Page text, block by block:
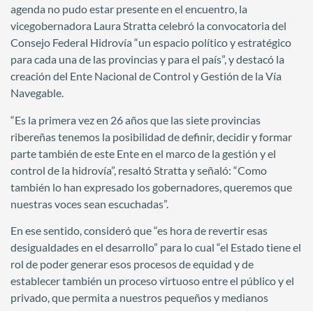
agenda no pudo estar presente en el encuentro, la
vicegobernadora Laura Stratta celebró la convocatoria del
Consejo Federal Hidrovía “un espacio político y estratégico
para cada una de las provincias y para el país”, y destacó la
creación del Ente Nacional de Control y Gestión de la Vía
Navegable.
“Es la primera vez en 26 años que las siete provincias
ribereñas tenemos la posibilidad de definir, decidir y formar
parte también de este Ente en el marco de la gestión y el
control de la hidrovía”, resaltó Stratta y señaló: “Como
también lo han expresado los gobernadores, queremos que
nuestras voces sean escuchadas”.
En ese sentido, consideró que “es hora de revertir esas
desigualdades en el desarrollo” para lo cual “el Estado tiene el
rol de poder generar esos procesos de equidad y de
establecer también un proceso virtuoso entre el público y el
privado, que permita a nuestros pequeños y medianos